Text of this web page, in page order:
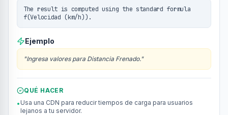
The result is computed using the standard formula
f(Velocidad (km/h)).
Ejemplo
"Ingresa valores para Distancia Frenado."
QUÉ HACER
• Usa una CDN para reducir tiempos de carga para usuarios
lejanos a tu servidor.